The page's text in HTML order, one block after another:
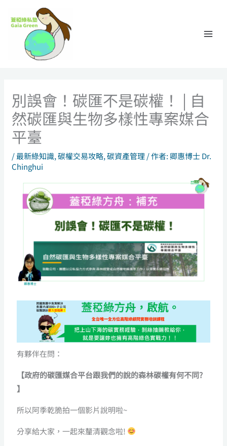
別誤會！碳匯不是碳權！ | 自
然碳匯與生物多樣性專案媒合
平臺
/最新綠知識,碳權交易攻略,碳資產管理 / 作者: 卿惠博士 Dr.
Chinghui
有夥伴在問：
【政府的碳匯媒合平台跟我們的說的森林碳權有何不同?
】
所以阿季乾脆拍一個影片說明啦~
分享給大家，一起來釐清觀念啦!